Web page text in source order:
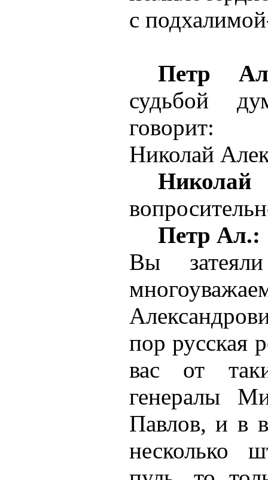
с
Петр
судьбой
говорит:
Николай
Петр Ал.:
Вы
пор русская
вас от
генералы
Павлов, и в
несколько